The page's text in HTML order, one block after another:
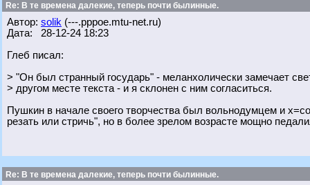
Re: В те времена далекие, теперь почти былинные.
Автор: solik (---.pppoe.mtu-net.ru)
Дата: 28-12-24 18:23
Глеб писал:
> "Он был странный государь" - меланхолически замечает
> другом месте текста - и я склонен с ним согласиться.
Пушкин в начале своего творчества был вольнодумцем и
резать или стричь", но в более зрелом возрасте мощно
Re: В те времена далекие, теперь почти былинные.